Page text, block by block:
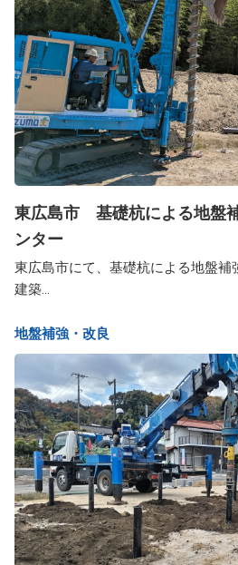
東広島市 基礎杭による地盤
ンター
東広島市にて、基礎杭による地盤補
建築...
地盤補強・改良​